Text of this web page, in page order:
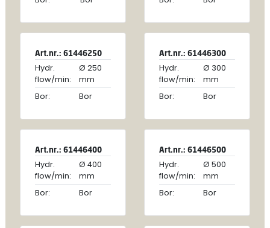
Art.nr.: 61446250
Hydr.
flow/min:
Ø 250
mm
Bor:
Bor
Art.nr.: 61446300
Hydr.
flow/min:
Ø 300
mm
Bor:
Bor
Art.nr.: 61446400
Hydr.
flow/min:
Ø 400
mm
Bor:
Bor
Art.nr.: 61446500
Hydr.
flow/min:
Ø 500
mm
Bor:
Bor